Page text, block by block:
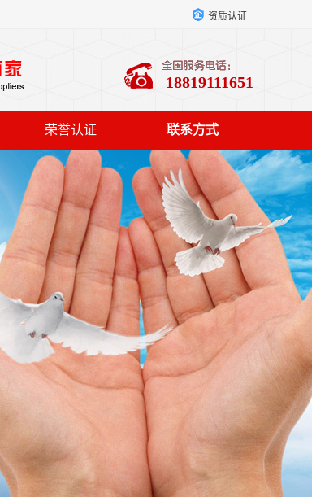
资质认证
18819111651
荣誉认证 联系方式